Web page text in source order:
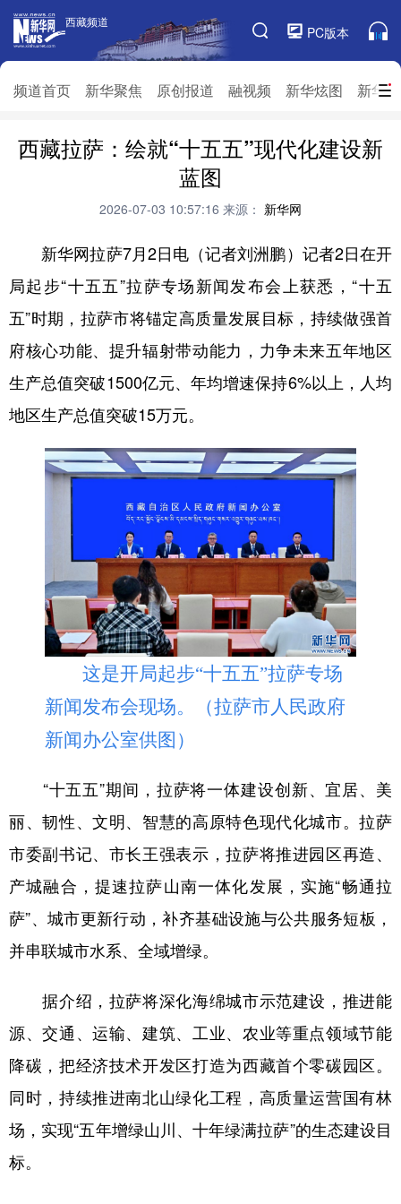
西藏频道
PC版本
频道首页 新华聚焦 原创报道 融视频 新华炫图 新华
西藏频道
频道栏目
频道首页 新华聚焦 原创报道
融视频
新华云直播
生态西藏 文化旅游
推广信息
西藏拉萨：绘就“十五五”现代化建设新
蓝图
2026-07-03 10:57:16 来源： 新华网
新华网拉萨7月2日电（记者刘洲鹏）记者2日在开
局起步“十五五”拉萨专场新闻发布会上获悉，“十五
五”时期，拉萨市将锚定高质量发展目标，持续做强首
府核心功能、提升辐射带动能力，力争未来五年地区
生产总值突破1500亿元、年均增速保持6%以上，人均
地区生产总值突破15万元。
这是开局起步“十五五”拉萨专场
新闻发布会现场。（拉萨市人民政府
新闻办公室供图）
“十五五”期间，拉萨将一体建设创新、宜居、美
丽、韧性、文明、智慧的高原特色现代化城市。拉萨
市委副书记、市长王强表示，拉萨将推进园区再造、
产城融合，提速拉萨山南一体化发展，实施“畅通拉
萨”、城市更新行动，补齐基础设施与公共服务短板，
并串联城市水系、全域增绿。
据介绍，拉萨将深化海绵城市示范建设，推进能
源、交通、运输、建筑、工业、农业等重点领域节能
降碳，把经济技术开发区打造为西藏首个零碳园区。
同时，持续推进南北山绿化工程，高质量运营国有林
场，实现“五年增绿山川、十年绿满拉萨”的生态建设目
标。